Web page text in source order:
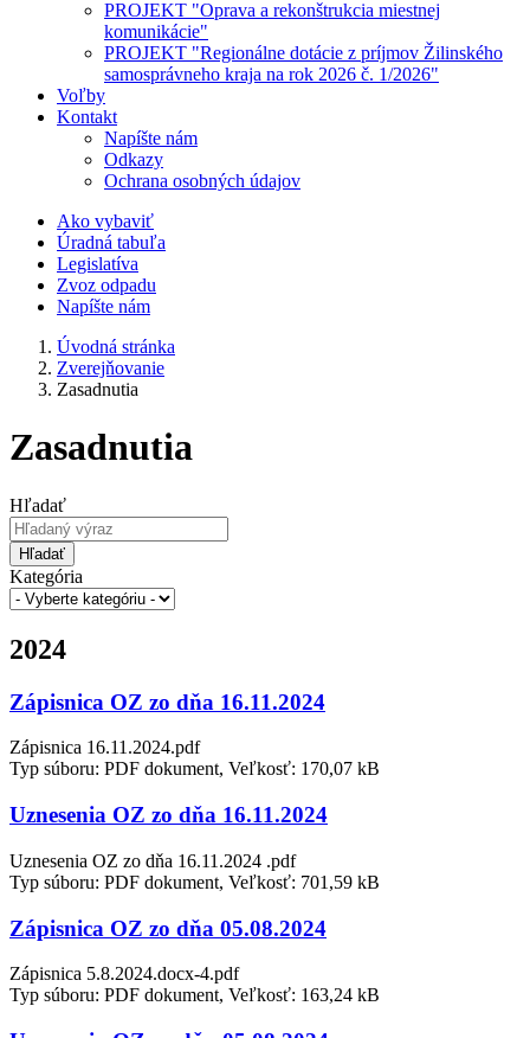
PROJEKT "Oprava a rekonštrukcia miestnej
komunikácie"
PROJEKT "Regionálne dotácie z príjmov Žilinského
samosprávneho kraja na rok 2026 č. 1/2026"
Voľby
Kontakt
Napíšte nám
Odkazy
Ochrana osobných údajov
Ako vybaviť
Úradná tabuľa
Legislatíva
Zvoz odpadu
Napíšte nám
Úvodná stránka
Zverejňovanie
Zasadnutia
Zasadnutia
Hľadať
Hľadať
Kategória
2024
Zápisnica OZ zo dňa 16.11.2024
Zápisnica 16.11.2024.pdf
Typ súboru: PDF dokument, Veľkosť: 170,07 kB
Uznesenia OZ zo dňa 16.11.2024
Uznesenia OZ zo dňa 16.11.2024 .pdf
Typ súboru: PDF dokument, Veľkosť: 701,59 kB
Zápisnica OZ zo dňa 05.08.2024
Zápisnica 5.8.2024.docx-4.pdf
Typ súboru: PDF dokument, Veľkosť: 163,24 kB